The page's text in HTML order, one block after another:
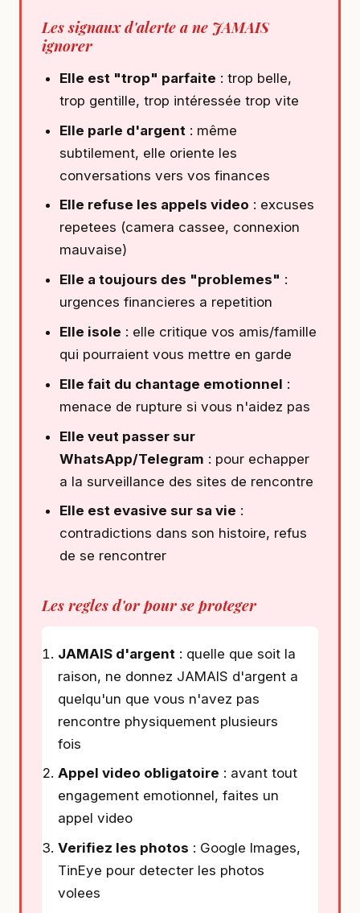
Les signaux d'alerte a ne JAMAIS
ignorer
Elle est "trop" parfaite : trop belle,
trop gentille, trop intéressée trop vite
Elle parle d'argent : même
subtilement, elle oriente les
conversations vers vos finances
Elle refuse les appels video : excuses
repetees (camera cassee, connexion
mauvaise)
Elle a toujours des "problemes" :
urgences financieres a repetition
Elle isole : elle critique vos amis/famille
qui pourraient vous mettre en garde
Elle fait du chantage emotionnel :
menace de rupture si vous n'aidez pas
Elle veut passer sur
WhatsApp/Telegram : pour echapper
a la surveillance des sites de rencontre
Elle est evasive sur sa vie :
contradictions dans son histoire, refus
de se rencontrer
Les regles d'or pour se proteger
JAMAIS d'argent : quelle que soit la
raison, ne donnez JAMAIS d'argent a
quelqu'un que vous n'avez pas
rencontre physiquement plusieurs
fois
Appel video obligatoire : avant tout
engagement emotionnel, faites un
appel video
Verifiez les photos : Google Images,
TinEye pour detecter les photos
volees